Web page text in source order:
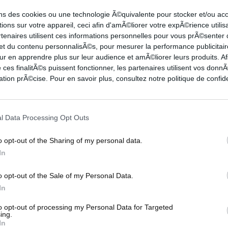
des cookies ou une technologie Ã©quivalente pour stocker et/ou
sur votre appareil, ceci afin d'amÃ©liorer votre expÃ©rience
utilisent ces informations personnelles pour vous prÃ©senter
du contenu personnalisÃ©s, pour mesurer la performance
en apprendre plus sur leur audience et amÃ©liorer leurs produits.
ces finalitÃ©s puissent fonctionner, les partenaires utilisent vos
prÃ©cise. Pour en savoir plus, consultez notre politique de
Data Processing Opt Outs
opt-out of the Sharing of my personal data.
opt-out of the Sale of my Personal Data.
opt-out of processing my Personal Data for Targeted
en 2020. Il avait gagné deux éditions de la
Moscou en 2016 et 2019, club où il était
avec les bleus, a débuté sa carrière
la scène internationale à partir de 2009 :
San Antonio Spurs et Toronto en NBA,
11.9 pts - 2.2 rebonds - 3.8 passes -
En Championnat Turc il émargeait à 15.3